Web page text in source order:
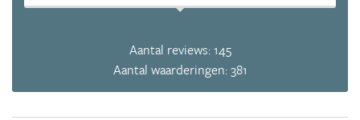
Aantal reviews: 145
Aantal waarderingen: 381